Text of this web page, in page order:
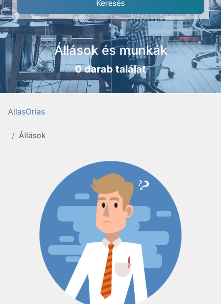
Állások és munkák
0 darab találat
AllasOrias
Állások